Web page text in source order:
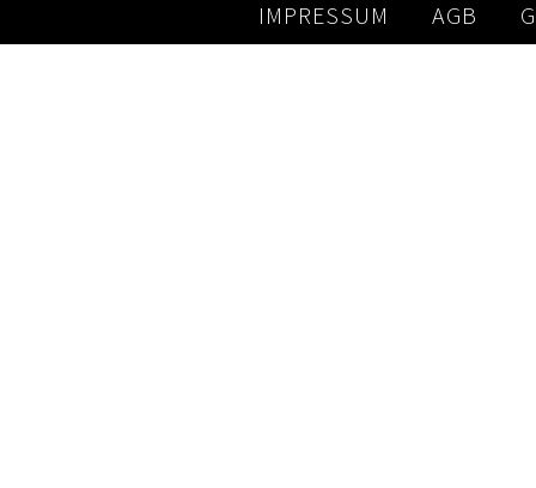
IMPRESSUM AGB